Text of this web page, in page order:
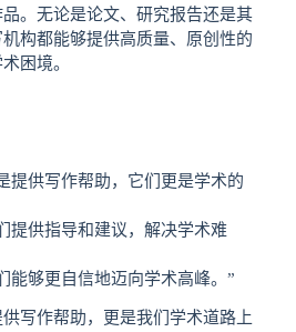
。无论是论文、研究报告还是其
构都能够提供高质量、原创性的
困境。
提供写作帮助，它们更是学术的
提供指导和建议，解决学术难
能够更自信地迈向学术高峰。”
写作帮助，更是我们学术道路上